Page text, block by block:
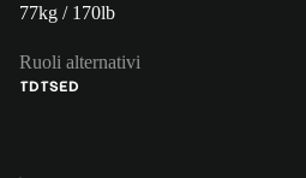
77kg / 170lb
Ruoli alternativi
TDTSED